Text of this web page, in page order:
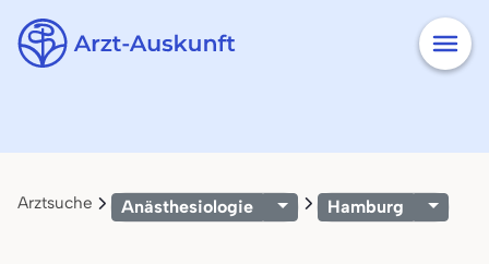
Arztsuche Anästhesiologie Hamburg